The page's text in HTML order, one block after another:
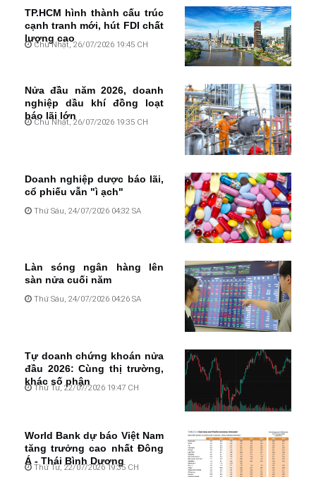
TP.HCM hình thành cấu trúc
cạnh tranh mới, hút FDI chất
lượng cao
Chủ Nhật, 26/07/2026 19:45 CH
Nửa đầu năm 2026, doanh
nghiệp dầu khí đồng loạt
báo lãi lớn
Chủ Nhật, 26/07/2026 19:35 CH
Doanh nghiệp dược báo lãi,
cổ phiếu vẫn "ì ạch"
Thứ Sáu, 24/07/2026 04:32 SA
Làn sóng ngân hàng lên
sàn nửa cuối năm
Thứ Sáu, 24/07/2026 04:26 SA
Tự doanh chứng khoán nửa
đầu 2026: Cùng thị trường,
khác số phận
Thứ Tư, 22/07/2026 19:47 CH
World Bank dự báo Việt Nam
tăng trưởng cao nhất Đông
Á - Thái Bình Dương
Thứ Tư, 22/07/2026 19:35 CH